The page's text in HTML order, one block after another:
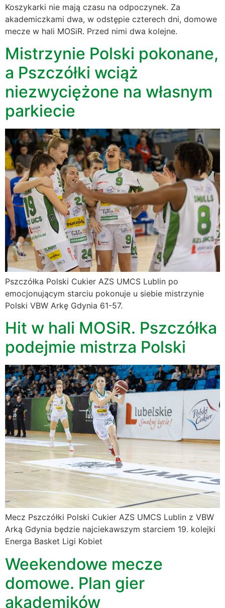
Koszykarki nie mają czasu na odpoczynek. Za
akademiczkami dwa, w odstępie czterech dni, domowe
mecze w hali MOSiR. Przed nimi dwa kolejne.
Mistrzynie Polski pokonane,
a Pszczółki wciąż
niezwyciężone na własnym
parkiecie
Pszczółka Polski Cukier AZS UMCS Lublin po
emocjonującym starciu pokonuje u siebie mistrzynie
Polski VBW Arkę Gdynia 61-57.
Hit w hali MOSiR. Pszczółka
podejmie mistrza Polski
Mecz Pszczółki Polski Cukier AZS UMCS Lublin z VBW
Arką Gdynia będzie najciekawszym starciem 19. kolejki
Energa Basket Ligi Kobiet
Weekendowe mecze
domowe. Plan gier
akademików